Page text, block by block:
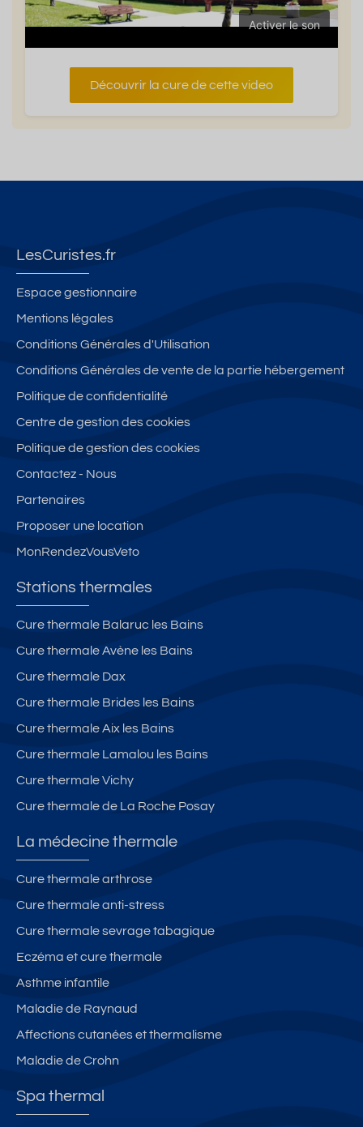
Activer le son
Découvrir la cure de cette video
LesCuristes.fr
Espace gestionnaire
Mentions légales
Conditions Générales d'Utilisation
Conditions Générales de vente de la partie hébergement
Politique de confidentialité
Centre de gestion des cookies
Politique de gestion des cookies
Contactez - Nous
Partenaires
Proposer une location
MonRendezVousVeto
Stations thermales
Cure thermale Balaruc les Bains
Cure thermale Avène les Bains
Cure thermale Dax
Cure thermale Brides les Bains
Cure thermale Aix les Bains
Cure thermale Lamalou les Bains
Cure thermale Vichy
Cure thermale de La Roche Posay
La médecine thermale
Cure thermale arthrose
Cure thermale anti-stress
Cure thermale sevrage tabagique
Eczéma et cure thermale
Asthme infantile
Maladie de Raynaud
Affections cutanées et thermalisme
Maladie de Crohn
Spa thermal